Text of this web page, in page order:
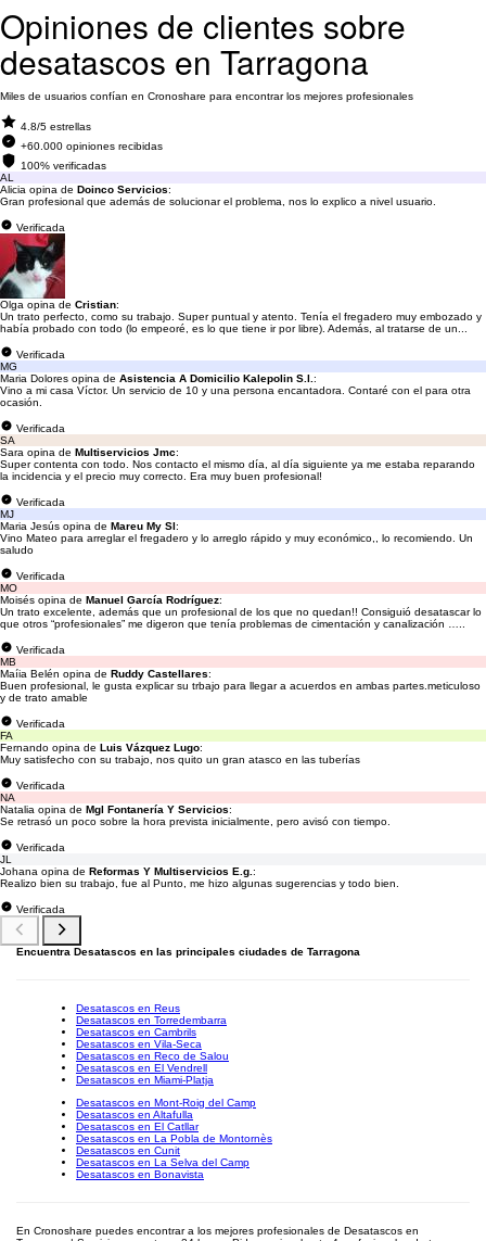
Opiniones de clientes sobre
desatascos en Tarragona
Miles de usuarios confían en Cronoshare para encontrar los mejores profesionales
4.8/5 estrellas
+60.000 opiniones recibidas
100% verificadas
AL
Alicia opina de Doinco Servicios:
Gran profesional que además de solucionar el problema, nos lo explico a nivel usuario.
Verificada
Olga opina de Cristian:
Un trato perfecto, como su trabajo. Super puntual y atento. Tenía el fregadero muy embozado y
había probado con todo (lo empeoré, es lo que tiene ir por libre). Además, al tratarse de un...
Verificada
MG
Maria Dolores opina de Asistencia A Domicilio Kalepolin S.l. :
Vino a mi casa Víctor. Un servicio de 10 y una persona encantadora. Contaré con el para otra
ocasión.
Verificada
SA
Sara opina de Multiservicios Jmc:
Super contenta con todo. Nos contacto el mismo día, al día siguiente ya me estaba reparando
la incidencia y el precio muy correcto. Era muy buen profesional!
Verificada
MJ
Maria Jesús opina de Mareu My Sl:
Vino Mateo para arreglar el fregadero y lo arreglo rápido y muy económico,, lo recomiendo. Un
saludo
Verificada
MO
Moisés opina de Manuel García Rodríguez:
Un trato excelente, además que un profesional de los que no quedan!! Consiguió desatascar lo
que otros “profesionales” me digeron que tenía problemas de cimentación y canalización …..
Verificada
MB
Maíia Belén opina de Ruddy Castellares:
Buen profesional, le gusta explicar su trbajo para llegar a acuerdos en ambas partes.meticuloso
y de trato amable
Verificada
FA
Fernando opina de Luis Vázquez Lugo:
Muy satisfecho con su trabajo, nos quito un gran atasco en las tuberías
Verificada
NA
Natalia opina de Mgl Fontanería Y Servicios:
Se retrasó un poco sobre la hora prevista inicialmente, pero avisó con tiempo.
Verificada
JL
Johana opina de Reformas Y Multiservicios E.g. :
Realizo bien su trabajo, fue al Punto, me hizo algunas sugerencias y todo bien.
Verificada
Encuentra Desatascos en las principales ciudades de Tarragona
Desatascos en Reus
Desatascos en Torredembarra
Desatascos en Cambrils
Desatascos en Vila-Seca
Desatascos en Reco de Salou
Desatascos en El Vendrell
Desatascos en Miami-Platja
Desatascos en Mont-Roig del Camp
Desatascos en Altafulla
Desatascos en El Catllar
Desatascos en La Pobla de Montornès
Desatascos en Cunit
Desatascos en La Selva del Camp
Desatascos en Bonavista
En Cronoshare puedes encontrar a los mejores profesionales de Desatascos en